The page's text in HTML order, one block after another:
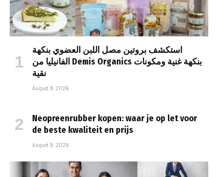
استكشف بروتين مصل اللبن العضوي بنكهة
الفانيليا من Demis Organics بنكهة غنية ومكونات
نقية
August 9, 2026
Neopreenrubber kopen: waar je op let voor
de beste kwaliteit en prijs
August 9, 2026